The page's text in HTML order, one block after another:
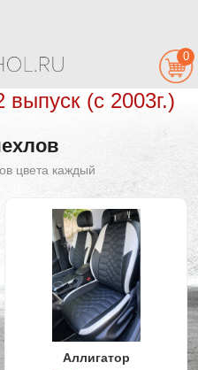
0
выпуск (c 2003г.)
цвета каждый
Аллигатор